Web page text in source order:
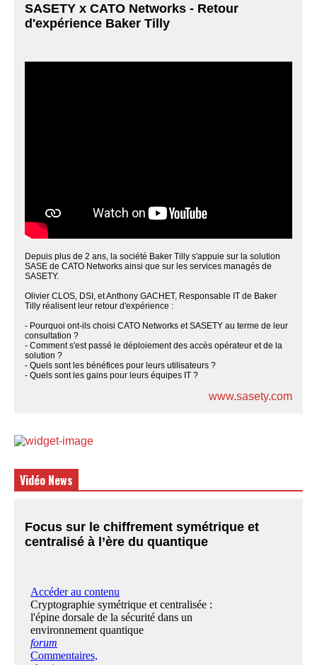
SASETY x CATO Networks - Retour
d'expérience Baker Tilly
Depuis plus de 2 ans, la société Baker Tilly s'appuie sur la solution
SASE de CATO Networks ainsi que sur les services managés de
SASETY.
Olivier CLOS, DSI, et Anthony GACHET, Responsable IT de Baker
Tilly réalisent leur retour d'expérience :
- Pourquoi ont-ils choisi CATO Networks et SASETY au terme de leur
consultation ?
- Comment s'est passé le déploiement des accès opérateur et de la
solution ?
- Quels sont les bénéfices pour leurs utilisateurs ?
- Quels sont les gains pour leurs équipes IT ?
www.sasety.com
Vidéo News
Focus sur le chiffrement symétrique et
centralisé à l’ère du quantique